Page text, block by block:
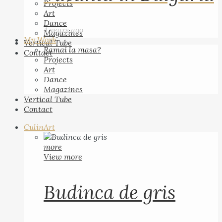
Projects
Art
Dance
Magazines
Vertical Tube
Contact
4 years ago
My Work
Ramai la masa?
Projects
Art
Dance
Magazines
Vertical Tube
Contact
CulinArt
more
View more
Budinca de gris